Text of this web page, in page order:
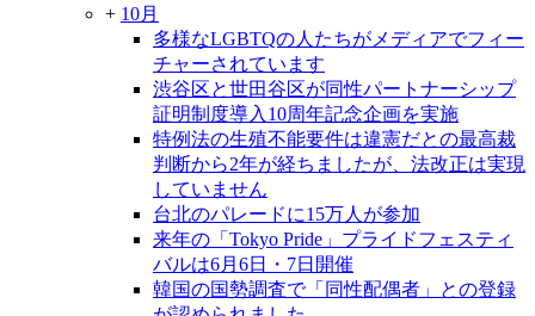
+ 10月
多様なLGBTQの人たちがメディアでフィー
チャーされています
渋谷区と世田谷区が同性パートナーシップ
証明制度導入10周年記念企画を実施
特例法の生殖不能要件は違憲だとの最高裁
判断から2年が経ちましたが、法改正は実現
していません
台北のパレードに15万人が参加
来年の「Tokyo Pride」プライドフェスティ
バルは6月6日・7日開催
韓国の国勢調査で「同性配偶者」との登録